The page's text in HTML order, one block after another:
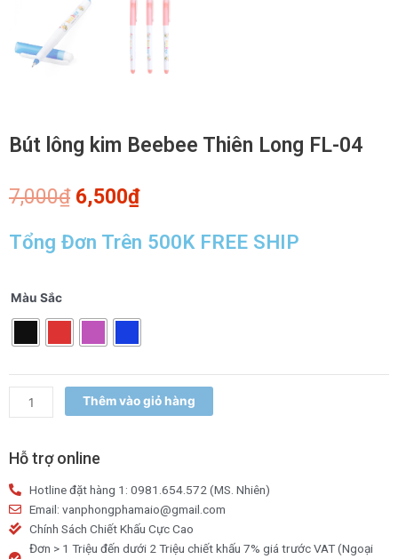
Bút lông kim Beebee Thiên Long FL-04
7,000₫ Giá
là:
7,000₫.
6,500₫Giá
tại
là:
Tổng Đơn Trên 500K FREE SHIP
Màu Sắc
Bút
Thiên
Long
số
Thêm vào giỏ hàng
Hỗ trợ online
Hotline đặt hàng 1: 0981.654.572 (MS. Nhiên)
Email: vanphongphamaio@gmail.com
Chính Sách Chiết Khấu Cực Cao
Đơn > 1 Triệu đến dưới 2 Triệu chiết khấu 7% giá trước VAT (Ngoại